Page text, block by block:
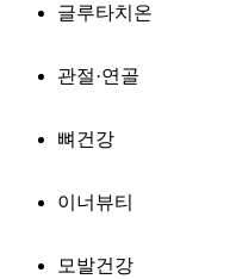
글루타치온
관절·연골
뼈건강
이너뷰티
모발건강